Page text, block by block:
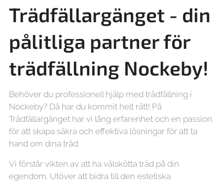
Trädfällargänget - din
pålitliga partner för
trädfällning Nockeby!
Behöver du professionell hjälp med trädfällning i
Nockeby? Då har du kommit helt rätt! På
Trädfällargänget har vi lång erfarenhet och en passion
för att skapa säkra och effektiva lösningar för att ta
hand om dina träd.
Vi förstår vikten av att ha välskötta träd på din
egendom. Utöver att bidra till den estetiska